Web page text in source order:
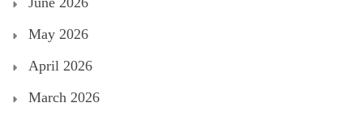
May 2026
April 2026
March 2026